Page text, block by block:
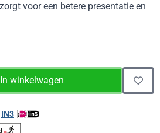
voor een betere presentatie en
In winkelwagen
IN3